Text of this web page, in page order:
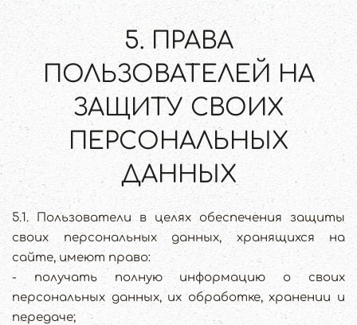
5. ПРАВА
ПОЛЬЗОВАТЕЛЕЙ НА
ЗАЩИТУ СВОИХ
ПЕРСОНАЛЬНЫХ
ДАННЫХ
5.1. Пользователи в целях обеспечения защиты
своих персональных данных, хранящихся на
сайте, имеют право:
- получать полную информацию о своих
персональных данных, их обработке, хранении и
передаче;